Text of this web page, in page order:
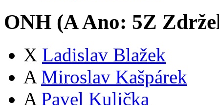
ONH (AAno: 5Z
X Ladislav Blažek
A Miroslav Kašpárek
A Pavel Kulička